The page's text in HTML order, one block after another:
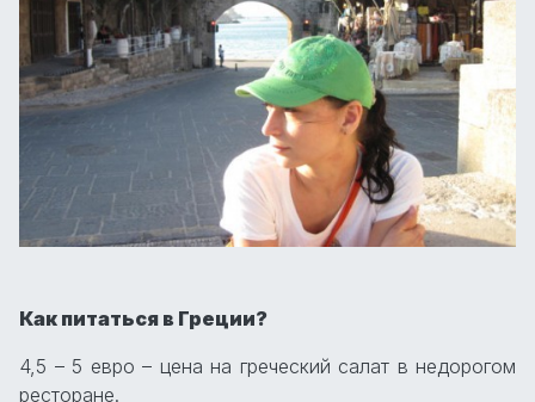
Как питаться в Греции?
4,5 – 5 евро – цена на греческий салат в недорогом
ресторане.